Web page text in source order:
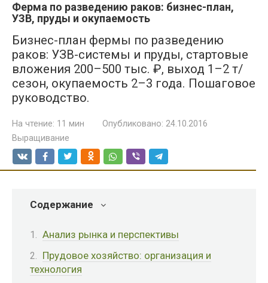
Ферма по разведению раков: бизнес-план,
УЗВ, пруды и окупаемость
Бизнес-план фермы по разведению
раков: УЗВ-системы и пруды, стартовые
вложения 200–500 тыс. ₽, выход 1–2 т/
сезон, окупаемость 2–3 года. Пошаговое
руководство.
На чтение: 11 мин Опубликовано: 24.10.2016
Выращивание
Содержание
Анализ рынка и перспективы
Прудовое хозяйство: организация и
технология